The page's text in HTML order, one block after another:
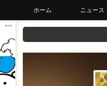
ホーム ニュース